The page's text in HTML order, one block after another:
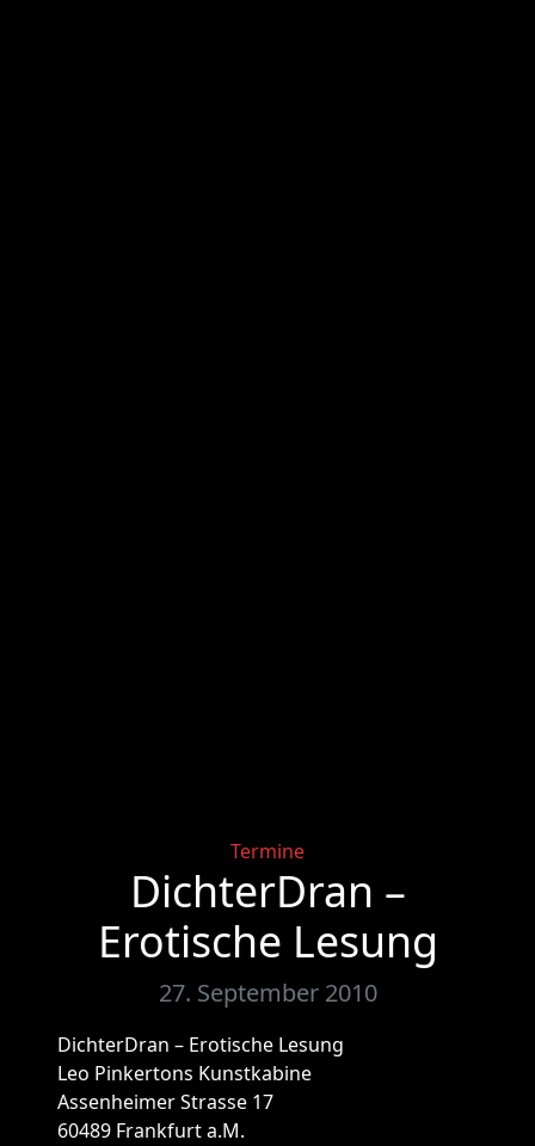
Categories
Termine
DichterDran –
Erotische Lesung
27. September 2010
DichterDran – Erotische Lesung
Leo Pinkertons Kunstkabine
Assenheimer Strasse 17
60489 Frankfurt a.M.